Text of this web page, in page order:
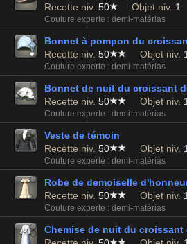
Recette niv. 50 Objet niv. 1
Couture experte : demi-matérias
Bonnet à pompon du
Recette niv. 50 Objet niv. 1
Couture experte : demi-matérias
Bonnet de nuit du croissant
Recette niv. 50 Objet niv. 1
Couture experte : demi-matérias
Veste de témoin
Recette niv. 50 Objet niv. 1
Couture experte : demi-matérias
Robe de demoiselle
Recette niv. 50 Objet niv. 1
Couture experte : demi-matérias
Chemise de nuit du croissant